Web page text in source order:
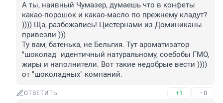
А ты, наивный Чумазер, думаешь что в конфеты
какао-порошок и какао-масло по прежнему кладут?
)))) Ща, разбежались! Цистернами из Доминиканы
привезли )))
Ту вам, батенька, не Бельгия. Тут ароматизатор
"шоколад" идентичный натуральному, соебобы ГМО,
жиры и наполнители. Вот такие недобрые вести ))))
от "шоколадных" компаний.
ОТВЕТИТЬ +1 –0